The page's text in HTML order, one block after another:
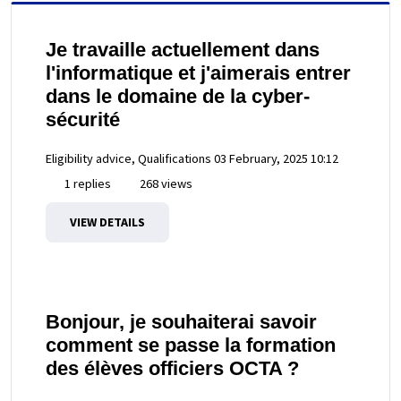
Je travaille actuellement dans
l'informatique et j'aimerais entrer
dans le domaine de la cyber-
sécurité
Eligibility advice, Qualifications 03 February, 2025 10:12
1 replies
268 views
VIEW DETAILS
Bonjour, je souhaiterai savoir
comment se passe la formation
des élèves officiers OCTA ?